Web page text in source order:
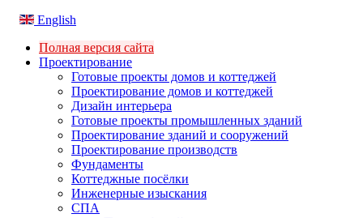
English
Полная версия сайта
Проектирование
Готовые проекты домов и коттеджей
Проектирование домов и коттеджей
Дизайн интерьера
Готовые проекты промышленных зданий
Проектирование зданий и сооружений
Проектирование производств
Фундаменты
Коттеджные посёлки
Инженерные изыскания
СПА